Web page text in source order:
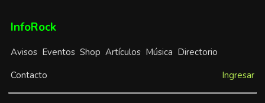
InfoRock
Avisos Eventos Shop Artículos Música Directorio
Contacto
Ingresar